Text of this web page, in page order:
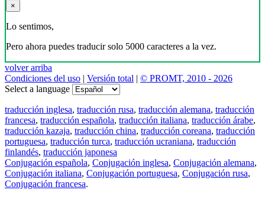
×
Lo sentimos,
Pero ahora puedes traducir solo 5000 caracteres a la vez.
volver arriba
Condiciones del uso | Versión total | © PROMT, 2010 - 2026
Select a language
traducción inglesa, traducción rusa, traducción alemana, traducción
francesa, traducción española, traducción italiana, traducción árabe,
traducción kazaja, traducción china, traducción coreana, traducción
portuguesa, traducción turca, traducción ucraniana, traducción
finlandés, traducción japonesa
Conjugación española, Conjugación inglesa, Conjugación alemana,
Conjugación italiana, Conjugación portuguesa, Conjugación rusa,
Conjugación francesa.